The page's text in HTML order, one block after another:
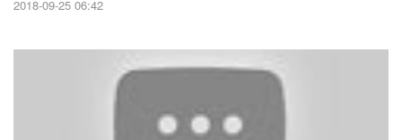
2018-09-25 06:42